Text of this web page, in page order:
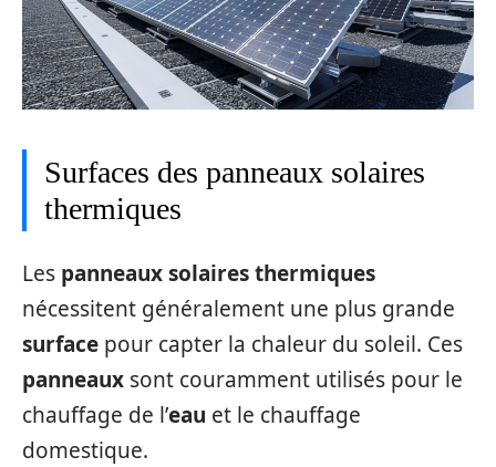
Surfaces des panneaux solaires
thermiques
Les panneaux solaires thermiques
nécessitent généralement une plus grande
surface pour capter la chaleur du soleil. Ces
panneaux sont couramment utilisés pour le
chauffage de l’eau et le chauffage
domestique.